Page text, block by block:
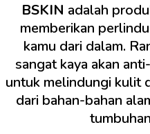
BSKIN adalah
memberikan
kamu dari dalam.
sangat kaya akan
untuk melindungi kulit
dari bahan-bahan